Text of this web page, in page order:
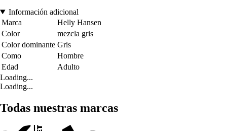
Información adicional
Marca
Helly Hansen
Color
mezcla gris
Color dominante Gris
Como
Hombre
Edad
Adulto
Loading...
Loading...
Todas nuestras marcas